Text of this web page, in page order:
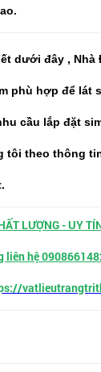
dưới đây , Nhà
phù hợp để lát
cầu lắp đặt
tôi theo thông
LƯỢNG - UY
liên hệ